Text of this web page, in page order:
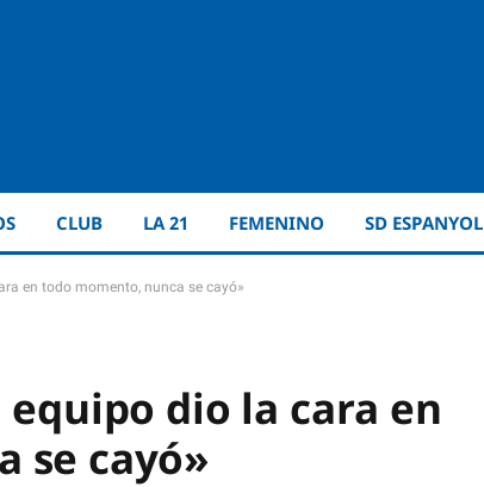
CLUB LA 21 FEMENINO SD ESPANYOL
en todo momento, nunca se cayó»
equipo dio la cara en
se cayó»